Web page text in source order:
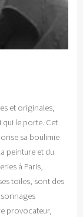
et originales,
qui le porte. Cet
sa boulimie
peinture et du
à Paris,
toiles, sont des
provocateur,